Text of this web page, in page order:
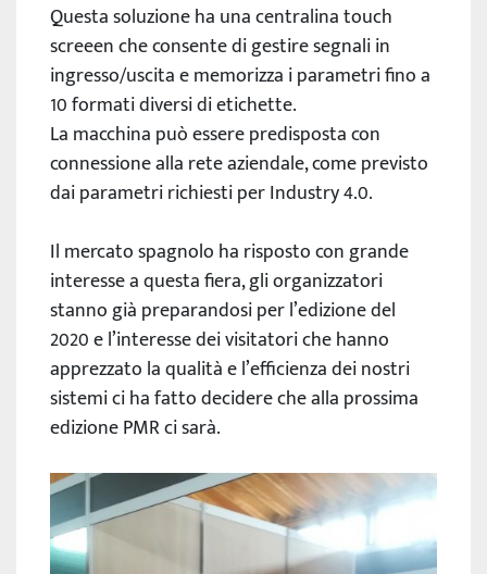
Questa soluzione ha una centralina touch
screeen che consente di gestire segnali in
ingresso/uscita e memorizza i parametri fino a
10 formati diversi di etichette.
La macchina può essere predisposta con
connessione alla rete aziendale, come previsto
dai parametri richiesti per Industry 4.0.
Il mercato spagnolo ha risposto con grande
interesse a questa fiera, gli organizzatori
stanno già preparandosi per l’edizione del
2020 e l’interesse dei visitatori che hanno
apprezzato la qualità e l’efficienza dei nostri
sistemi ci ha fatto decidere che alla prossima
edizione PMR ci sarà.